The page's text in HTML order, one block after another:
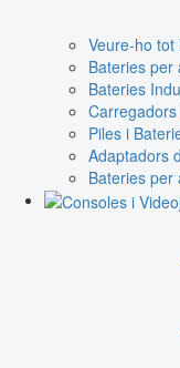
Veure-ho
Bateries per
Bateries
Piles i
Adaptadors
Bateries per